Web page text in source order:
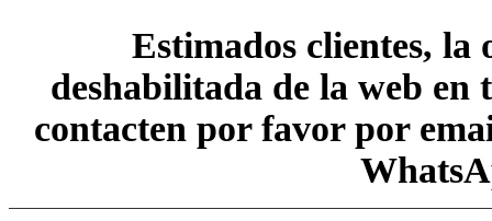
Estimados clientes, la
deshabilitada de la web en
contacten por favor por